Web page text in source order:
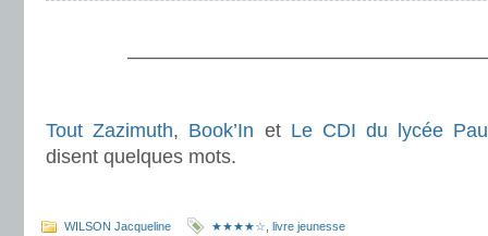
Tout Zazimuth, Book’In et Le CDI du lycée
disent quelques mots.
WILSON Jacqueline ★★★★☆ livre jeunesse